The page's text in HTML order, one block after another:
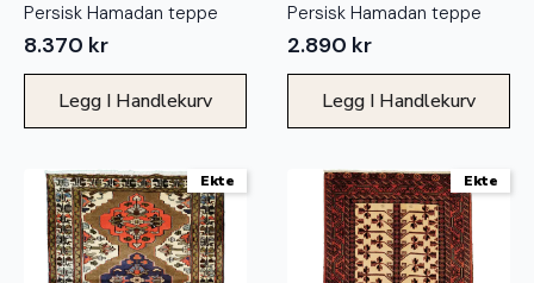
Persisk Hamadan teppe
8.370 kr
Legg I Handlekurv
Persisk Hamadan teppe
2.890 kr
Legg I Handlekurv
Ekte Ekte